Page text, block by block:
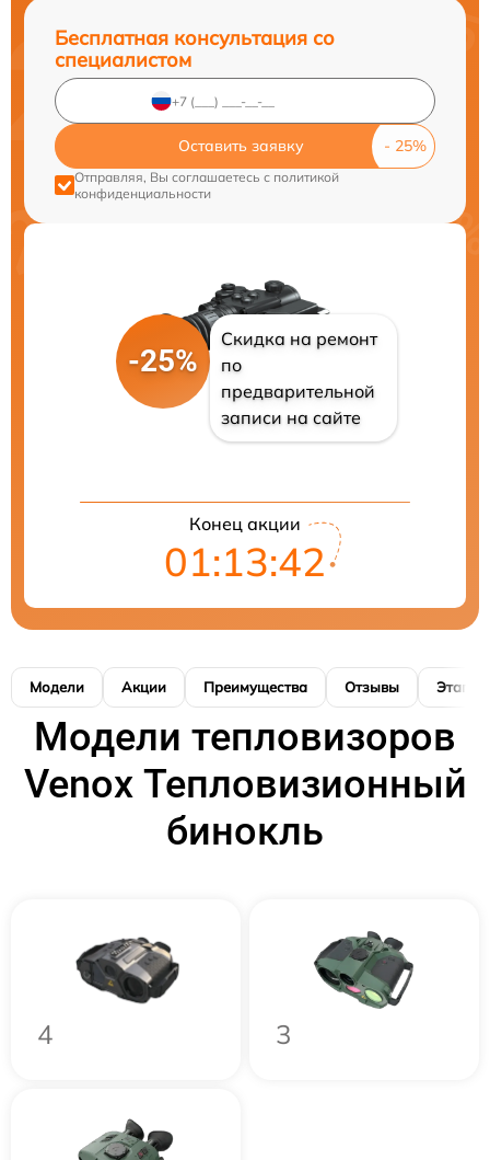
Бесплатная консультация со
специалистом
Оставить заявку
Отправляя, Вы соглашаетесь с политикой
конфиденциальности
-25%
Скидка на ремонт
по
предварительной
записи на сайте
Конец акции
01:13:41
Модели Акции Преимущества Отзывы Этапы
Модели тепловизоров
Venox Тепловизионный
бинокль
4 3